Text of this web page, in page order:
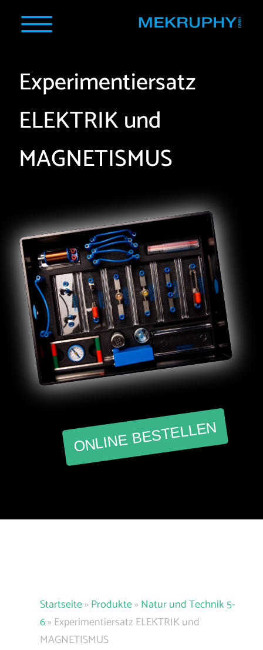
Experimentiersatz
ELEKTRIK und
MAGNETISMUS
ONLINE BESTELLEN
Startseite» Produkte» Natur und Technik 5-
6» Experimentiersatz ELEKTRIK und
MAGNETISMUS